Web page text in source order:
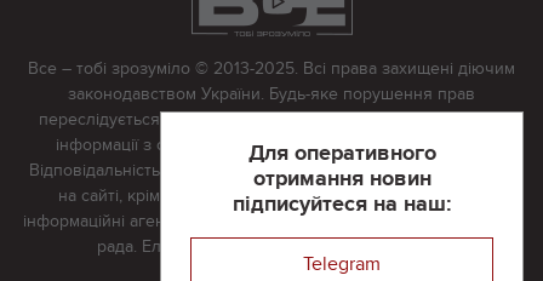
Для оперативного
отримання новин
підписуйтеся на наш:
Telegram
Все – тобі зрозуміло © 2013-2025. Всі права захищені діючим
законодавством України. Будь-яке порушення прав
переслідується в судовому порядку. Будь-яке відтворення
інформації з сайту тільки з письмово дозволу редакції.
Відповідальність за достовірність усіх матеріалів, розміщених
на сайті, крім матеріалів, які містять посилання на інші
інформаційні агентства або інтернет-видання, несе редакційна
рада. Електронна пошта: